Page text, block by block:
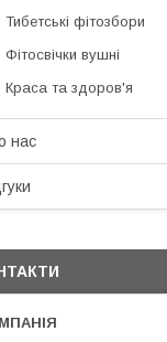
Тибетські фітозбори
Фітосвічки вушні
Краса та здоров'я
нас